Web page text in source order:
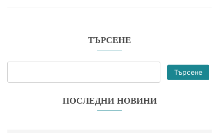
ТЪРСЕНЕ
Търсене
ПОСЛЕДНИ НОВИНИ